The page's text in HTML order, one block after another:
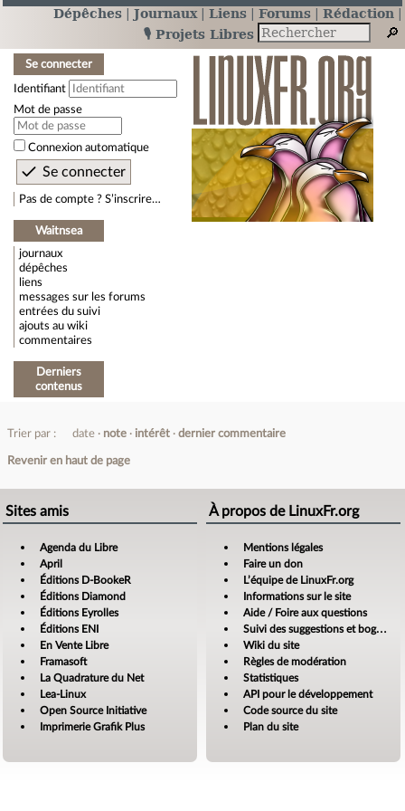
Dépêches Journaux Liens Forums
Rédaction
🎙️ Projets Libres
Se connecter
Identifiant
Mot de passe
Connexion automatique
Pas de compte ? S’inscrire…
Waitnsea
journaux
dépêches
liens
messages sur les forums
entrées du suivi
ajouts au wiki
commentaires
Derniers
contenus
Trier par : date note intérêt dernier commentaire
Revenir en haut de page
Sites amis
Agenda du Libre
April
Éditions D-BookeR
Éditions Diamond
Éditions Eyrolles
Éditions ENI
En Vente Libre
Framasoft
La Quadrature du Net
Lea-Linux
Open Source Initiative
Imprimerie Grafik Plus
À propos de LinuxFr.org
Mentions légales
Faire un don
L’équipe de LinuxFr.org
Informations sur le site
Aide / Foire aux questions
Suivi des suggestions et bogues
Wiki du site
Règles de modération
Statistiques
API pour le développement
Code source du site
Plan du site